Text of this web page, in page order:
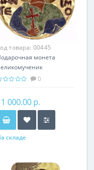
товара: 00445
монета
серебро
Христианство
0
000.00 р.
складе